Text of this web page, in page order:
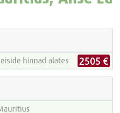
hinnad alates 2505 €